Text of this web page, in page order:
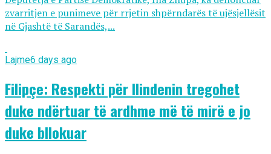
zvarritjen e punimeve për rrjetin shpërndarës të ujësjellësit
në Gjashtë të Sarandës,...
Lajme6 days ago
Filipçe: Respekti për Ilindenin tregohet
duke ndërtuar të ardhme më të mirë e jo
duke bllokuar